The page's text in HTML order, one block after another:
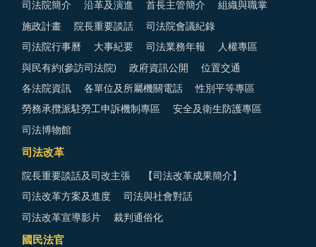
司法院簡介 沿革及演進 首長主管簡介 組織與職掌
施政計畫 院長重要談話 司法院會議紀錄
司法院行事曆 大事紀要 司法業務年報 人權專區
與民有約(參訪司法院) 政府資訊公開 位置交通
各法院資訊 各單位及所屬機關電話 性別平等專區
勞務承攬派駐勞工申訴機制專區 安全及衛生防護專區
司法博物館
司法改革
院長重要談話及司改主張 【司法改革成果簡介】
司法改革方案及進度 司法與社會對話
司法改革宣導影片 裁判通俗化
國民法官